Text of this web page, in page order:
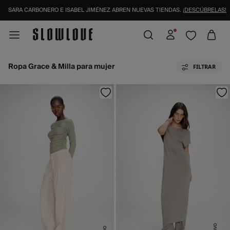
SARA CARBONERO E ISABEL JIMÉNEZ ABREN NUEVAS TIENDAS. ¡DESCÚBRELAS!
Ropa Grace & Milla para mujer FILTRAR